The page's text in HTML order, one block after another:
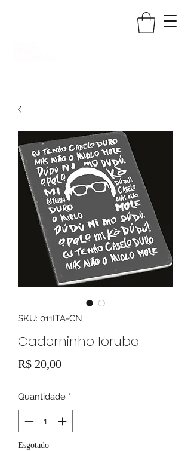
SKU: 011ITA-CN
Caderninho Ioruba
R$ 20,00Preço
Quantidade *
Esgotado